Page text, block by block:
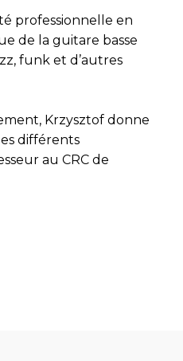
professionnelle en
de la guitare basse
funk et d’autres
Krzysztof donne
différents
au CRC de